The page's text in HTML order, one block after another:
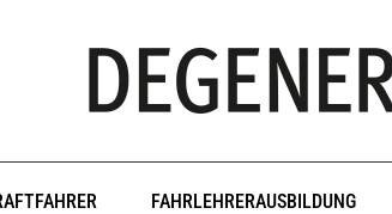
FAHRLEHRERAUSBILDUNG